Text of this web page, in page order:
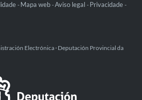
- Mapa web -Aviso legal - Privacidade -
Electrónica · Deputación Provincial da